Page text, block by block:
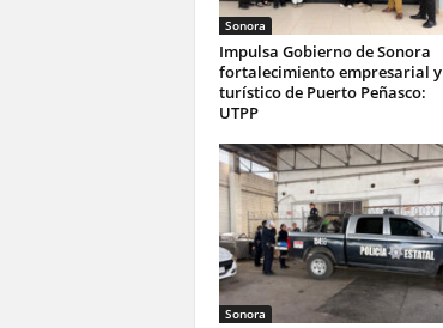
Sonora
Impulsa Gobierno de Sonora
fortalecimiento empresarial y
turístico de Puerto Peñasco:
UTPP
Sonora